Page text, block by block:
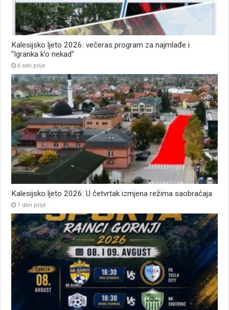
Kalesijsko ljeto 2026: večeras program za najmlađe i
“Igranka k’o nekad”
6 sati prije
Kalesijsko ljeto 2026: U četvrtak izmjena režima saobraćaja
1 dan prije